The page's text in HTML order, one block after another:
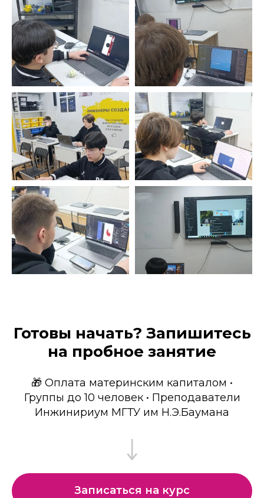
Готовы начать? Запишитесь
на пробное занятие
🎁 Оплата материнским капиталом •
Группы до 10 человек • Преподаватели
Инжинириум МГТУ им Н.Э.Баумана
Записаться на курс